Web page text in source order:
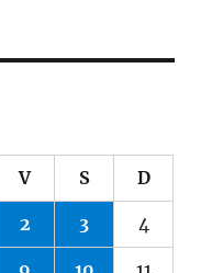
V S D
2 3 4